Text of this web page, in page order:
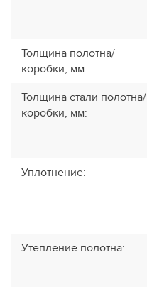
Толщина полотна/
коробки, мм:
Толщина стали полотна/
коробки, мм:
Уплотнение:
Утепление полотна: